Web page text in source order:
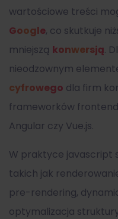
wartościowe treści
Google, co skutkuje
mniejszą konwersją.
nieodzownym
cyfrowego dla firm
frameworków
Angular czy Vue.js.
W praktyce javascript
takich jak
pre-rendering,
optymalizacja